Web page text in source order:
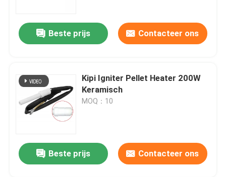
Beste prijs Contacteer ons
Kipi Igniter Pellet Heater 200W
Keramisch
MOQ：10
Beste prijs Contacteer ons